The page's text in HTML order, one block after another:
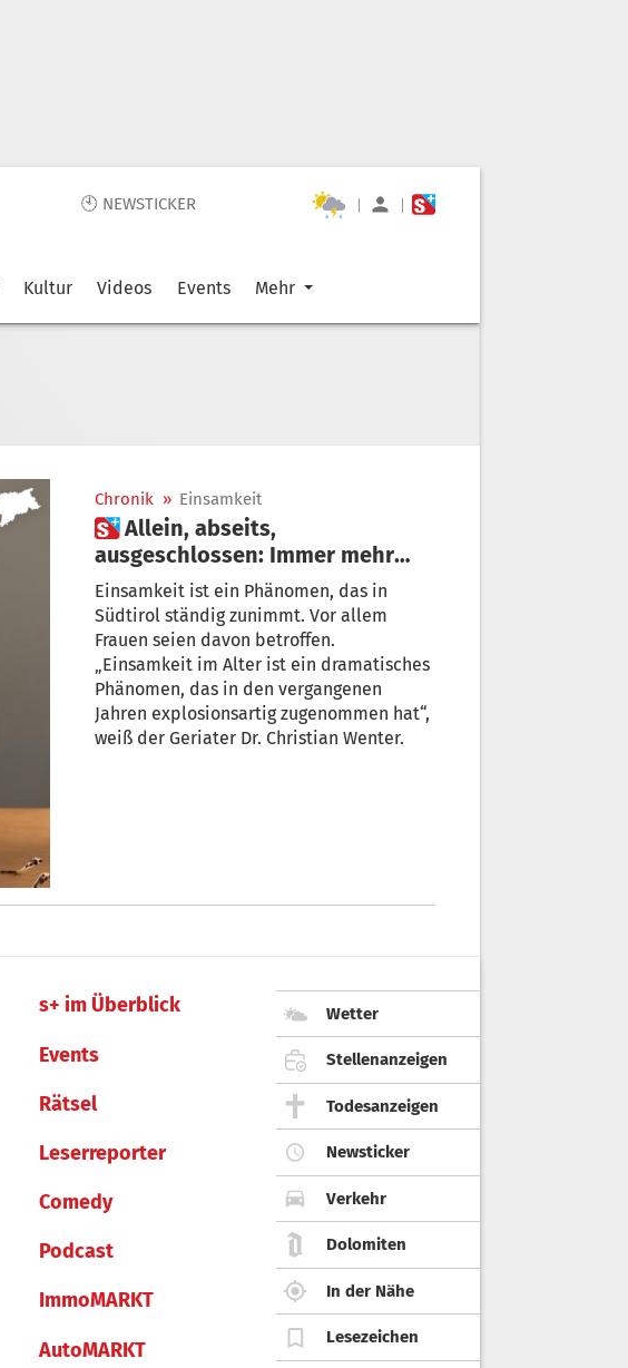
🕙 NEWSTICKER | |
Kultur Videos Events Mehr
Chronik » Einsamkeit
 Allein, abseits,
ausgeschlossen: Immer mehr
Einsame in Südtirol
Einsamkeit ist ein Phänomen, das in
Südtirol ständig zunimmt. Vor allem
Frauen seien davon betroffen.
„Einsamkeit im Alter ist ein dramatisches
Phänomen, das in den vergangenen
Jahren explosionsartig zugenommen hat“,
weiß der Geriater Dr. Christian Wenter.
s+ im Überblick
Events
Rätsel
Leserreporter
Comedy
Podcast
ImmoMARKT
AutoMARKT
Wetter
Stellenanzeigen
Todesanzeigen
Newsticker
Verkehr
Dolomiten
In der Nähe
Lesezeichen